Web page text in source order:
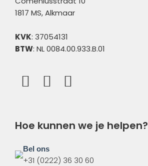
1817 MS, Alkmaar
KVK: 37054131
BTW: NL 0084.00.933.B.01
Hoe kunnen we je helpen?
Bel ons
+31 (0222) 36 30 60